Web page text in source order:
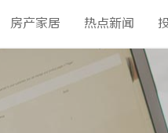
房产家居 热点新闻